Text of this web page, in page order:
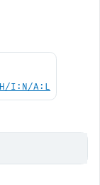
I:N/A:L